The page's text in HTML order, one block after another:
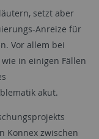
setzt aber
Anreize für
Vor allem bei
in einigen Fällen
akut.
Konnex zwischen